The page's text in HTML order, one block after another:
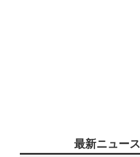
最新ニュース